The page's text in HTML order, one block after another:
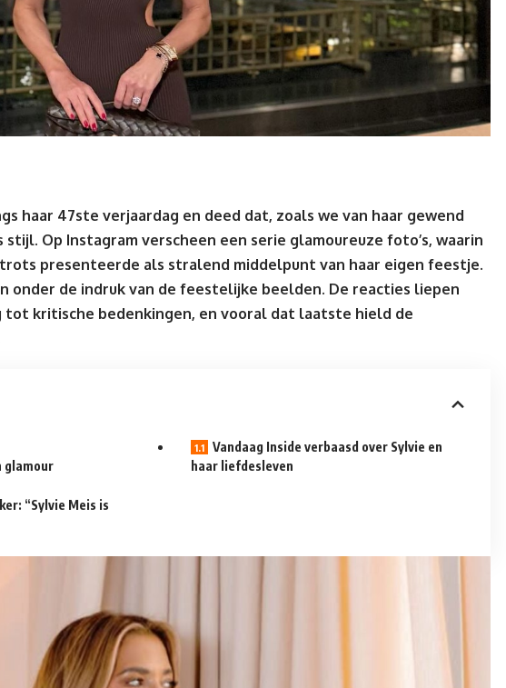
haar 47ste verjaardag en deed dat, zoals we van haar gewend
stijl. Op Instagram verscheen een serie glamoureuze foto’s, waarin
presenteerde als stralend middelpunt van haar eigen feestje.
onder de indruk van de feestelijke beelden. De reacties liepen
tot kritische bedenkingen, en vooral dat laatste hield de
glamour
“Sylvie Meis is
Vandaag Inside verbaasd over Sylvie en
haar liefdesleven